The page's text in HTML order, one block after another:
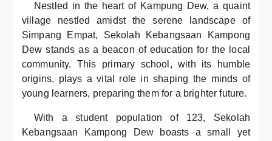
Nestled in the heart of Kampung Dew, a quaint
village nestled amidst the serene landscape of
Simpang Empat, Sekolah Kebangsaan Kampong
Dew stands as a beacon of education for the local
community. This primary school, with its humble
origins, plays a vital role in shaping the minds of
young learners, preparing them for a brighter future.
With a student population of 123, Sekolah
Kebangsaan Kampong Dew boasts a small yet